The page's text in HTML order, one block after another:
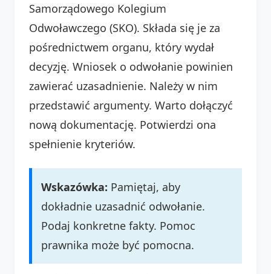
Samorządowego Kolegium
Odwoławczego (SKO). Składa się je za
pośrednictwem organu, który wydał
decyzję. Wniosek o odwołanie powinien
zawierać uzasadnienie. Należy w nim
przedstawić argumenty. Warto dołączyć
nową dokumentację. Potwierdzi ona
spełnienie kryteriów.
Wskazówka: Pamiętaj, aby
dokładnie uzasadnić odwołanie.
Podaj konkretne fakty. Pomoc
prawnika może być pomocna.